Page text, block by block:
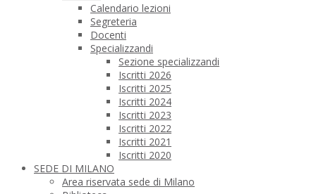
Calendario lezioni
Segreteria
Docenti
Specializzandi
Sezione specializzandi
Iscritti 2026
Iscritti 2025
Iscritti 2024
Iscritti 2023
Iscritti 2022
Iscritti 2021
Iscritti 2020
SEDE DI MILANO
Area riservata sede di Milano